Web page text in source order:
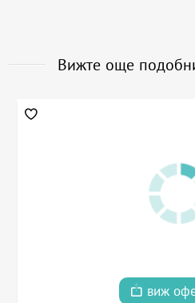
Вижте още
виж